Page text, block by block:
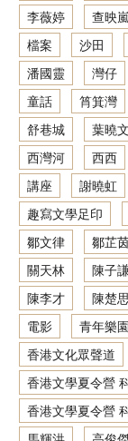
李薇婷
查映
檔案
沙田
潘國靈
灣仔
童話
筲箕灣
舒巷城
葉曉文
西灣河
西西
講座
謝曉虹
趣寫文學足印
鄒文律
鄒芷
關天林
陳子
陳李才
陳楚思
電影
青年樂園
香港文化眾聲道
香港文學夏令營
香港文學夏令營